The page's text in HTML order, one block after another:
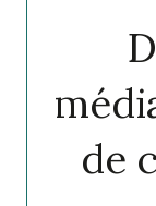
de